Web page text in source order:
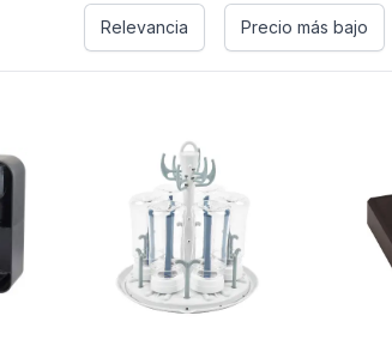
Relevancia Precio más bajo